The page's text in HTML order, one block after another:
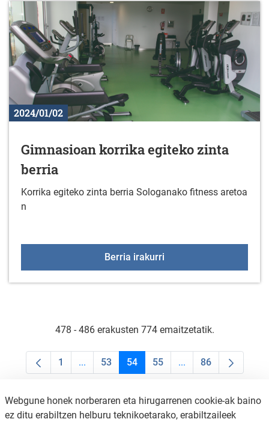
2024/01/02
Gimnasioan korrika egiteko zinta
berria
Korrika egiteko zinta berria Sologanako fitness aretoa
n
Berria irakurri
478 - 486 erakusten 774 emaitzetatik.
Orrialdea
1 ...Intermediate Pages Use TAB to navigate.
Orrialdea
53 Orrialdea
54 Orrialdea
55 ...Intermediate Pages
Orrialdea
86
Webgune honek norberaren eta hirugarrenen cookie-ak baino
ez ditu erabiltzen helburu teknikoetarako, erabiltzaileek